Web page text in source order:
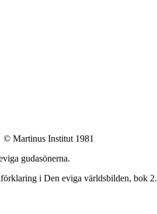
© Martinus Institut 1981
gudasönerna.
i Den eviga världsbilden, bok 2.